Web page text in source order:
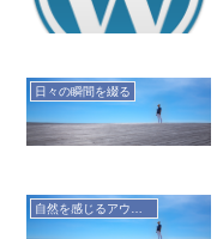
日々の瞬間を綴る